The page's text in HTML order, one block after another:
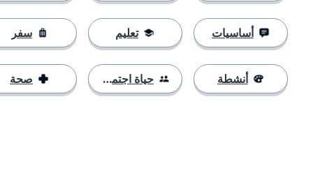
أساسيات
أنشطة
تعليم
حياة اجتماعية
سفر
صحة